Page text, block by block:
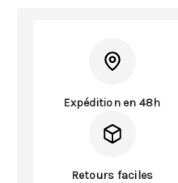
Expédition en 48h
Retours faciles